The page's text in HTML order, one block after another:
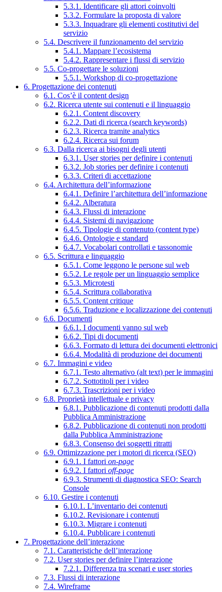
5.3.1. Identificare gli attori coinvolti
5.3.2. Formulare la proposta di valore
5.3.3. Inquadrare gli elementi costitutivi del
servizio
5.4. Descrivere il funzionamento del servizio
5.4.1. Mappare l’ecosistema
5.4.2. Rappresentare i flussi di servizio
5.5. Co-progettare le soluzioni
5.5.1. Workshop di co-progettazione
6. Progettazione dei contenuti
6.1. Cos’è il content design
6.2. Ricerca utente sui contenuti e il linguaggio
6.2.1. Content discovery
6.2.2. Dati di ricerca (search keywords)
6.2.3. Ricerca tramite analytics
6.2.4. Ricerca sui forum
6.3. Dalla ricerca ai bisogni degli utenti
6.3.1. User stories per definire i contenuti
6.3.2. Job stories per definire i contenuti
6.3.3. Criteri di accettazione
6.4. Architettura dell’informazione
6.4.1. Definire l’architettura dell’informazione
6.4.2. Alberatura
6.4.3. Flussi di interazione
6.4.4. Sistemi di navigazione
6.4.5. Tipologie di contenuto (content type)
6.4.6. Ontologie e standard
6.4.7. Vocabolari controllati e tassonomie
6.5. Scrittura e linguaggio
6.5.1. Come leggono le persone sul web
6.5.2. Le regole per un linguaggio semplice
6.5.3. Microtesti
6.5.4. Scrittura collaborativa
6.5.5. Content critique
6.5.6. Traduzione e localizzazione dei contenuti
6.6. Documenti
6.6.1. I documenti vanno sul web
6.6.2. Tipi di documenti
6.6.3. Formato di lettura dei documenti elettronici
6.6.4. Modalità di produzione dei documenti
6.7. Immagini e video
6.7.1. Testo alternativo (alt text) per le immagini
6.7.2. Sottotitoli per i video
6.7.3. Trascrizioni per i video
6.8. Proprietà intellettuale e privacy
6.8.1. Pubblicazione di contenuti prodotti dalla
Pubblica Amministrazione
6.8.2. Pubblicazione di contenuti non prodotti
dalla Pubblica Amministrazione
6.8.3. Consenso dei soggetti ritratti
6.9. Ottimizzazione per i motori di ricerca (SEO)
6.9.1. I fattori on-page
6.9.2. I fattori off-page
6.9.3. Strumenti di diagnostica SEO: Search
Console
6.10. Gestire i contenuti
6.10.1. L’inventario dei contenuti
6.10.2. Revisionare i contenuti
6.10.3. Migrare i contenuti
6.10.4. Pubblicare i contenuti
7. Progettazione dell’interazione
7.1. Caratteristiche dell’interazione
7.2. User stories per definire l’interazione
7.2.1. Differenza tra scenari e user stories
7.3. Flussi di interazione
7.4. Wireframe